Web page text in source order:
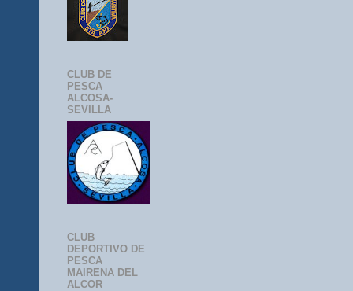
CLUB DE
PESCA
ALCOSA-
SEVILLA
CLUB
DEPORTIVO DE
PESCA
MAIRENA DEL
ALCOR